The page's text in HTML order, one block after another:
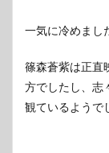
一気に冷めまし
篠森蒼紫は正直
方でしたし、志
観ているようで